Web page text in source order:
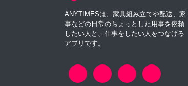
ANYTIMESは、家具組み立てや配送、家
事などの日常のちょっとした用事を依頼
したい人と、仕事をしたい人をつなげる
アプリです。